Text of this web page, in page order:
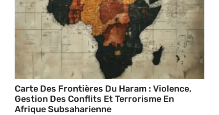
Carte Des Frontières Du Haram : Violence,
Gestion Des Conflits Et Terrorisme En
Afrique Subsaharienne